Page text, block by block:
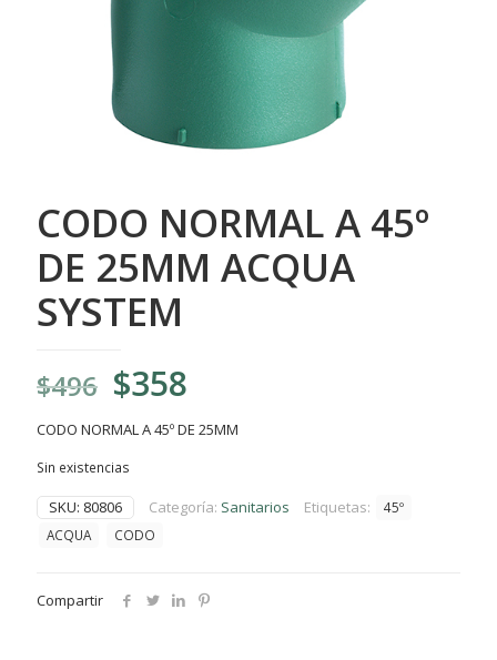
CODO NORMAL A 45º
DE 25MM ACQUA
SYSTEM
$496 El
precio
original
era:
$496.
$358
precio
actual
$358.
CODO NORMAL A 45º DE 25MM
Sin existencias
SKU: 80806 Categoría: Sanitarios Etiquetas:
45º
ACQUA
CODO
Compartir